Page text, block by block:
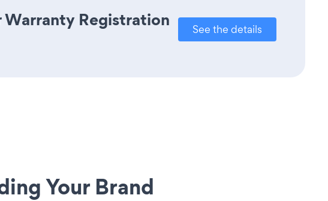
Registration
See the details
Your Brand